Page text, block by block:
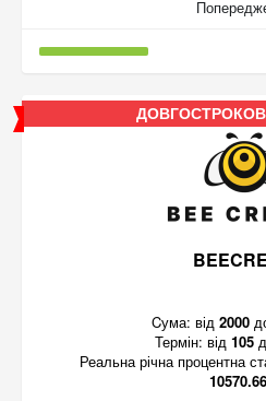
Cума: від 2000
Термін: від 105
Реальна річна процентна